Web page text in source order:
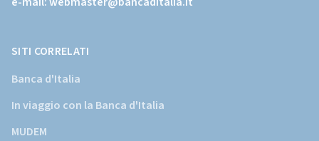
della
SITI CORRELATI
Banca d'Italia
In viaggio con la Banca d'Italia
MUDEM